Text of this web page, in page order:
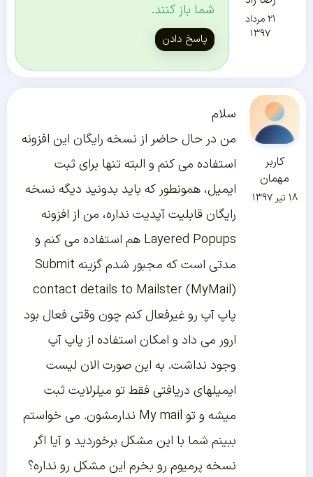
۲۱ مرداد
۱۳۹۷
شما باز کنند.
پاسخ دادن
کاربر
مهمان
۱۸ تیر ۱۳۹۷
سلام
من در حال حاضر از نسخه رایگان این افزونه
استفاده می کنم و البته تنها برای ثبت
ایمیل، همونطور که باید بدونید دیگه نسخه
رایگان قابلیت آپدیت نداره، من از افزونه
Layered Popups هم استفاده می کنم و
مدتی است که مجبور شدم گزینه Submit
contact details to Mailster (MyMail)
پاپ آپ رو غیرفعال کنم چون وقتی فعال بود
ارور می داد و امکان استفاده از پاپ آپ
وجود نداشت. به این صورت الان لیست
ایمیلهای دریافتی فقط تو میلرلایت ثبت
میشه و تو My mail ندارمشون. می خواستم
ببینم شما با این مشکل برخوردید و آیا اگر
نسخه پرمیوم رو بخرم این مشکل رو نداره؟